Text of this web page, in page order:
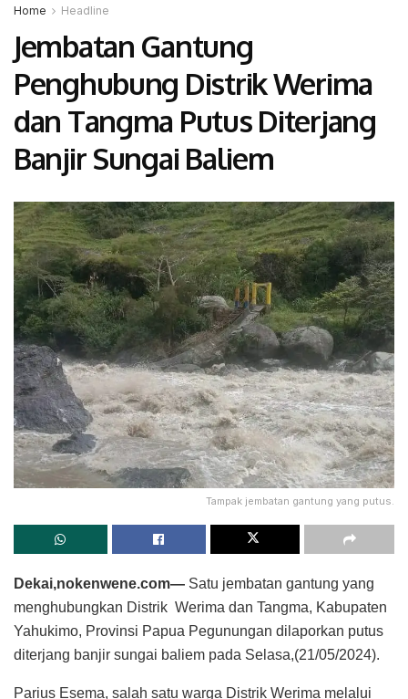
Home Headline
Jembatan Gantung
Penghubung Distrik Werima
dan Tangma Putus Diterjang
Banjir Sungai Baliem
Tampak jembatan gantung yang putus.
Dekai,nokenwene.com— Satu jembatan gantung yang
menghubungkan Distrik Werima dan Tangma, Kabupaten
Yahukimo, Provinsi Papua Pegunungan dilaporkan putus
diterjang banjir sungai baliem pada Selasa,(21/05/2024).
Parius Esema, salah satu warga Distrik Werima melalui